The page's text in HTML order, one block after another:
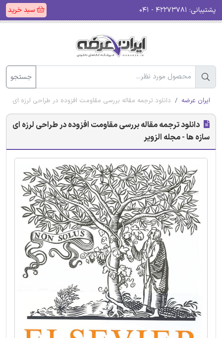
پشتیبانی: سبد خرید
جستجو
ایران عرضه دانلود ترجمه مقاله بررسی مقاومت افزوده در طراحی لرزه ای
دانلود ترجمه مقاله بررسی مقاومت افزوده در طراحی لرزه ای
سازه ها - مجله الزویر